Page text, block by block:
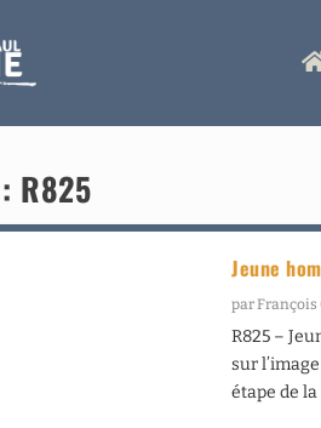
R825
Jeune
parFrançois
R825 –
sur
étape de